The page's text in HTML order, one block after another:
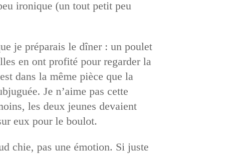
ironique (un tout petit peu
je préparais le dîner : un poulet
en ont profité pour regarder la
dans la même pièce que la
Je n’aime pas cette
les deux jeunes devaient
eux pour le boulot.
chie, pas une émotion. Si juste